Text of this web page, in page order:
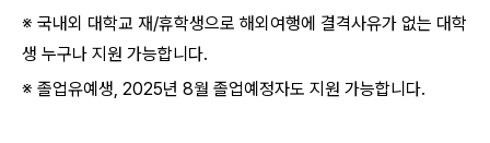
※ 국내외 대학교 재/휴학생으로 해외여행에 결격사유가 없는 대학
생 누구나 지원 가능합니다.
※ 졸업유예생, 2025년 8월 졸업예정자도 지원 가능합니다.